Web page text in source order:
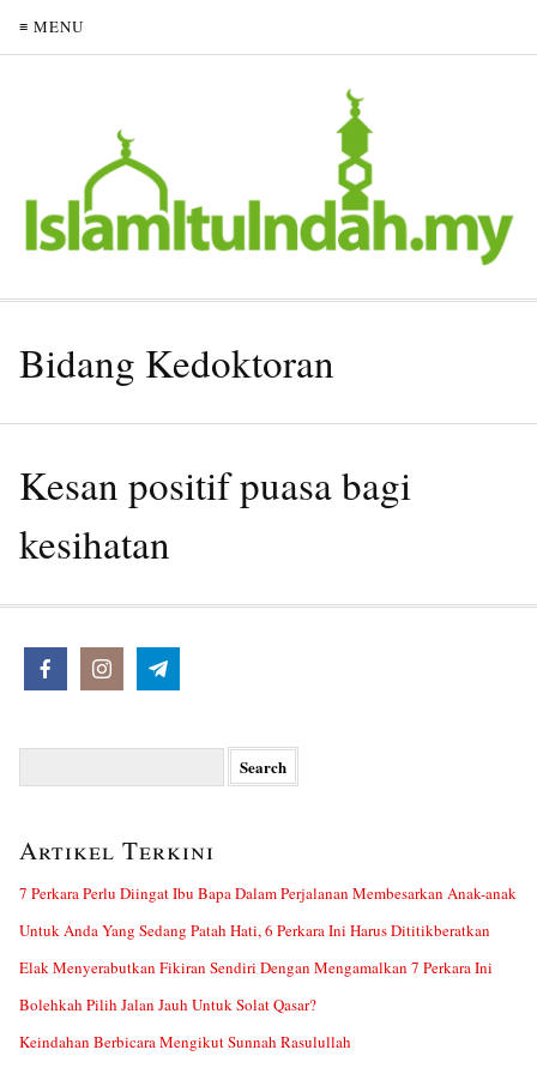
≡ MENU
Bidang Kedoktoran
Kesan positif puasa bagi
kesihatan
Artikel Terkini
7 Perkara Perlu Diingat Ibu Bapa Dalam Perjalanan Membesarkan Anak-anak
Untuk Anda Yang Sedang Patah Hati, 6 Perkara Ini Harus Dititikberatkan
Elak Menyerabutkan Fikiran Sendiri Dengan Mengamalkan 7 Perkara Ini
Bolehkah Pilih Jalan Jauh Untuk Solat Qasar?
Keindahan Berbicara Mengikut Sunnah Rasulullah